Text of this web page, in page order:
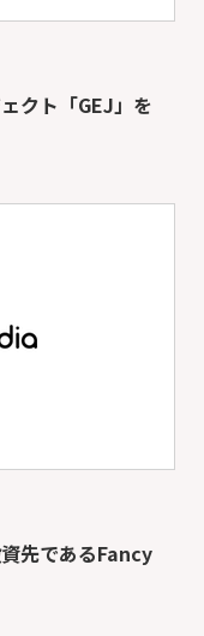
クト「GEJ」を
先であるFancy